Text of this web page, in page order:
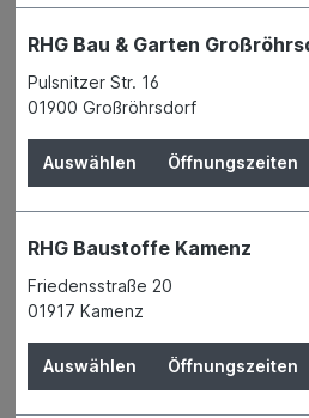
RHG Bau & Garten
Pulsnitzer Str. 16
01900 Großröhrsdorf
Auswählen Öffnungszeiten
RHG Baustoffe Kamenz
Friedensstraße 20
01917 Kamenz
Auswählen Öffnungszeiten